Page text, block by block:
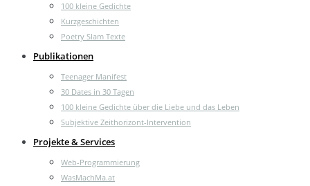
100 kleine Gedichte
Kurzgeschichten
Poetry Slam Texte
Publikationen
Teenager Manifest
30 Dates in 30 Tagen
100 kleine Gedichte über die Liebe und das Leben
Subjektive Zeithorizont-Intervention
Projekte & Services
Web-Programmierung
WasMachMa.at